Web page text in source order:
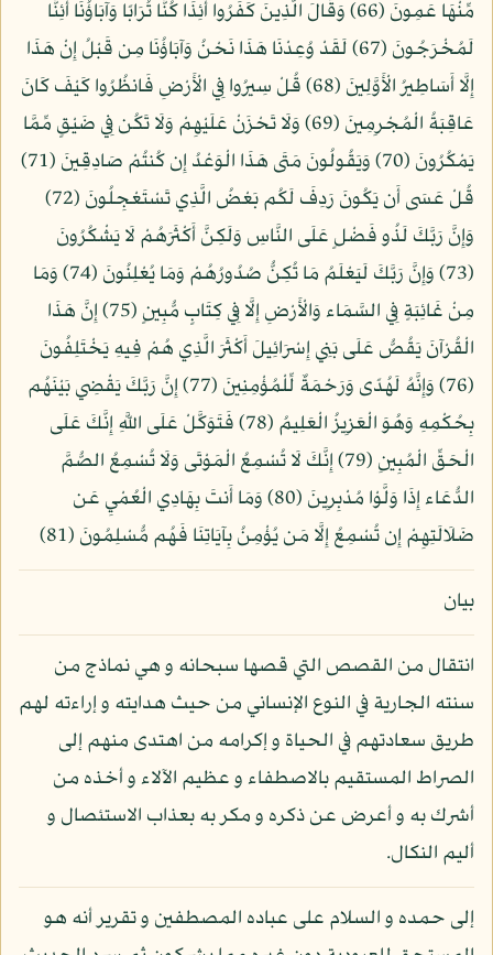
مِّنْهَا عَمِونَ (66) وَقَالَ الَّذِينَ كَفَرُوا أَئِذَا كُنَّا تُرَابًا وَآبَاؤُنَا أَئِنَّا
لَمُخْرَجُونَ (67) لَقَدْ وُعِدْنَا هَذَا نَحْنُ وَآبَاؤُنَا مِن قَبْلُ إِنْ هَذَا
إِلَّا أَسَاطِيرُ الْأَوَّلِينَ (68) قُلْ سِيرُوا فِي الْأَرْضِ فَانظُرُوا كَيْفَ كَانَ
عَاقِبَةُ الْمُجْرِمِينَ (69) وَلَا تَحْزَنْ عَلَيْهِمْ وَلَا تَكُن فِي ضَيْقٍ مِّمَّا
يَمْكُرُونَ (70) وَيَقُولُونَ مَتَى هَذَا الْوَعْدُ إِن كُنتُمْ صَادِقِينَ (71)
قُلْ عَسَى أَن يَكُونَ رَدِفَ لَكُم بَعْضُ الَّذِي تَسْتَعْجِلُونَ (72)
وَإِنَّ رَبَّكَ لَذُو فَضْلٍ عَلَى النَّاسِ وَلَكِنَّ أَكْثَرَهُمْ لَا يَشْكُرُونَ
(73) وَإِنَّ رَبَّكَ لَيَعْلَمُ مَا تُكِنُّ صُدُورُهُمْ وَمَا يُعْلِنُونَ (74) وَمَا
مِنْ غَائِبَةٍ فِي السَّمَاء وَالْأَرْضِ إِلَّا فِي كِتَابٍ مُّبِينٍ (75) إِنَّ هَذَا
الْقُرْآنَ يَقُصُّ عَلَى بَنِي إِسْرَائِيلَ أَكْثَرَ الَّذِي هُمْ فِيهِ يَخْتَلِفُونَ
(76) وَإِنَّهُ لَهُدًى وَرَحْمَةٌ لِّلْمُؤْمِنِينَ (77) إِنَّ رَبَّكَ يَقْضِي بَيْنَهُم
بِحُكْمِهِ وَهُوَ الْعَزِيزُ الْعَلِيمُ (78) فَتَوَكَّلْ عَلَى اللَّهِ إِنَّكَ عَلَى
الْحَقِّ الْمُبِينِ (79) إِنَّكَ لَا تُسْمِعُ الْمَوْتَى وَلَا تُسْمِعُ الصُّمَّ
الدُّعَاء إِذَا وَلَّوْا مُدْبِرِينَ (80) وَمَا أَنتَ بِهَادِي الْعُمْيِ عَن
ضَلَالَتِهِمْ إِن تُسْمِعُ إِلَّا مَن يُؤْمِنُ بِآيَاتِنَا فَهُم مُّسْلِمُونَ (81)
بيان
انتقال من القصص التي قصها سبحانه و هي نماذج من
سنته الجارية في النوع الإنساني من حيث هدايته و إراءته لهم
طريق سعادتهم في الحياة و إكرامه من اهتدى منهم إلى
الصراط المستقيم بالاصطفاء و عظيم الآلاء و أخذه من
أشرك به و أعرض عن ذكره و مكر به بعذاب الاستئصال و
أليم النكال.
إلى حمده و السلام على عباده المصطفين و تقرير أنه هو